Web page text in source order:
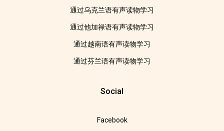
通过乌克兰语有声读物学习
通过他加禄语有声读物学习
通过越南语有声读物学习
通过芬兰语有声读物学习
Social
Facebook